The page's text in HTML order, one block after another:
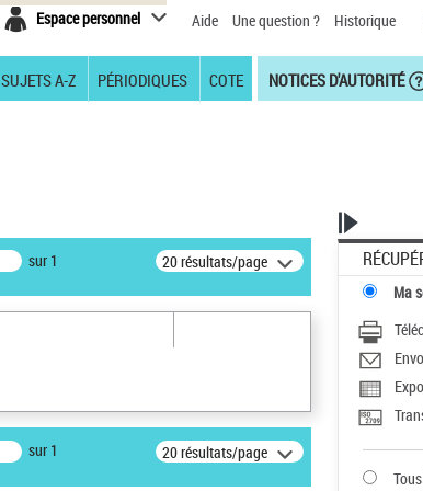
Espace personnel Aide Une question ? Historique
SUJETS A-Z PÉRIODIQUES COTE NOTICES D'AUTORITÉ
sur 1 20 résultats/page
sur 1 20 résultats/page
Ma